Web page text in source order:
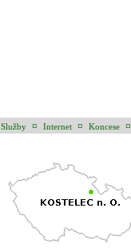
Služby ¤ Internet ¤ Koncese ¤